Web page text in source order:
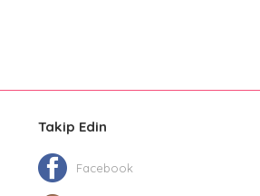
Takip Edin
Facebook